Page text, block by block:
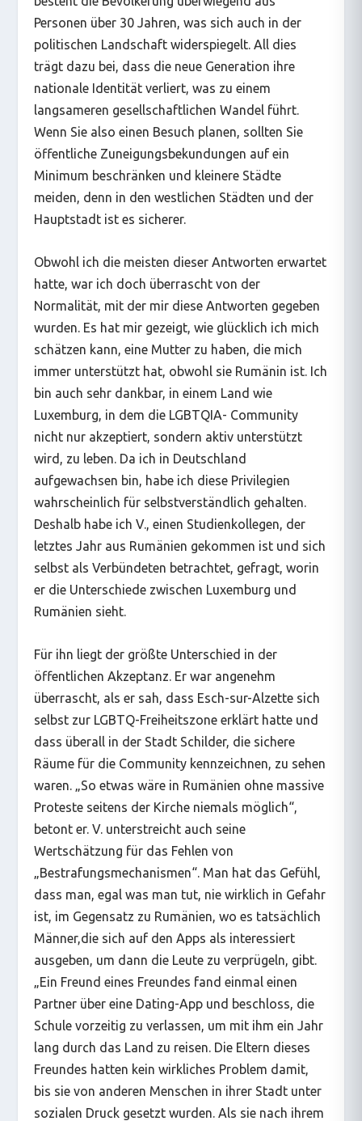
Personen über 30 Jahren, was sich auch in der
politischen Landschaft widerspiegelt. All dies
trägt dazu bei, dass die neue Generation ihre
nationale Identität verliert, was zu einem
langsameren gesellschaftlichen Wandel führt.
Wenn Sie also einen Besuch planen, sollten Sie
öffentliche Zuneigungsbekundungen auf ein
Minimum beschränken und kleinere Städte
meiden, denn in den westlichen Städten und der
Hauptstadt ist es sicherer.
Obwohl ich die meisten dieser Antworten erwartet
hatte, war ich doch überrascht von der
Normalität, mit der mir diese Antworten gegeben
wurden. Es hat mir gezeigt, wie glücklich ich mich
schätzen kann, eine Mutter zu haben, die mich
immer unterstützt hat, obwohl sie Rumänin ist. Ich
bin auch sehr dankbar, in einem Land wie
Luxemburg, in dem die LGBTQIA- Community
nicht nur akzeptiert, sondern aktiv unterstützt
wird, zu leben. Da ich in Deutschland
aufgewachsen bin, habe ich diese Privilegien
wahrscheinlich für selbstverständlich gehalten.
Deshalb habe ich V., einen Studienkollegen, der
letztes Jahr aus Rumänien gekommen ist und sich
selbst als Verbündeten betrachtet, gefragt, worin
er die Unterschiede zwischen Luxemburg und
Rumänien sieht.
Für ihn liegt der größte Unterschied in der
öffentlichen Akzeptanz. Er war angenehm
überrascht, als er sah, dass Esch-sur-Alzette sich
selbst zur LGBTQ-Freiheitszone erklärt hatte und
dass überall in der Stadt Schilder, die sichere
Räume für die Community kennzeichnen, zu sehen
waren. „So etwas wäre in Rumänien ohne massive
Proteste seitens der Kirche niemals möglich“,
betont er. V. unterstreicht auch seine
Wertschätzung für das Fehlen von
„Bestrafungsmechanismen“. Man hat das Gefühl,
dass man, egal was man tut, nie wirklich in Gefahr
ist, im Gegensatz zu Rumänien, wo es tatsächlich
Männer,die sich auf den Apps als interessiert
ausgeben, um dann die Leute zu verprügeln, gibt.
„Ein Freund eines Freundes fand einmal einen
Partner über eine Dating-App und beschloss, die
Schule vorzeitig zu verlassen, um mit ihm ein Jahr
lang durch das Land zu reisen. Die Eltern dieses
Freundes hatten kein wirkliches Problem damit,
bis sie von anderen Menschen in ihrer Stadt unter
sozialen Druck gesetzt wurden. Als sie nach ihrem